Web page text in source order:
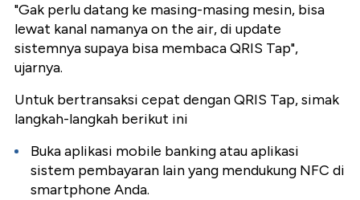
"Gak perlu datang ke masing-masing mesin, bisa
lewat kanal namanya on the air, di update
sistemnya supaya bisa membaca QRIS Tap",
ujarnya.
Untuk bertransaksi cepat dengan QRIS Tap, simak
langkah-langkah berikut ini
Buka aplikasi mobile banking atau aplikasi
sistem pembayaran lain yang mendukung NFC di
smartphone Anda.